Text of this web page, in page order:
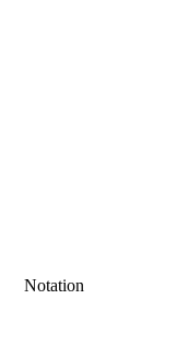
Notation